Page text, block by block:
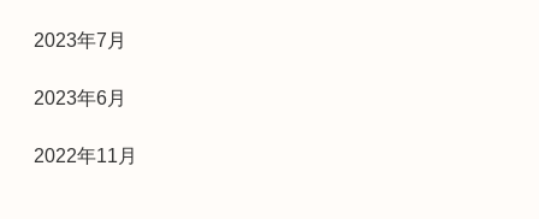
2023年7月
2023年6月
2022年11月